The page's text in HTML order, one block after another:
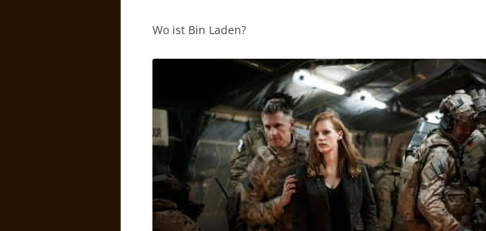
Wo ist Bin Laden?